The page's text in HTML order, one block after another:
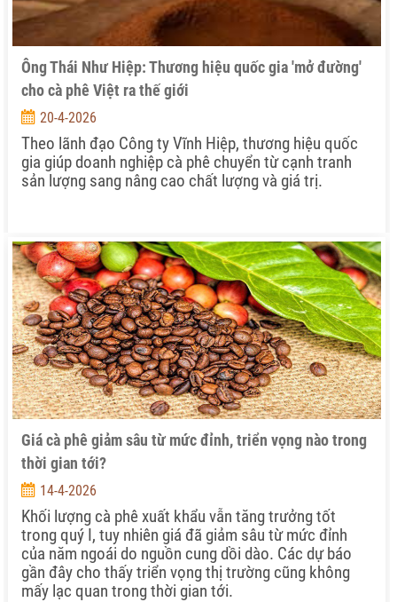
Ông Thái Như Hiệp: Thương hiệu quốc gia 'mở đường'
cho cà phê Việt ra thế giới
20-4-2026
Theo lãnh đạo Công ty Vĩnh Hiệp, thương hiệu quốc
gia giúp doanh nghiệp cà phê chuyển từ cạnh tranh
sản lượng sang nâng cao chất lượng và giá trị.
Giá cà phê giảm sâu từ mức đỉnh, triển vọng nào trong
thời gian tới?
14-4-2026
Khối lượng cà phê xuất khẩu vẫn tăng trưởng tốt
trong quý I, tuy nhiên giá đã giảm sâu từ mức đỉnh
của năm ngoái do nguồn cung dồi dào. Các dự báo
gần đây cho thấy triển vọng thị trường cũng không
mấy lạc quan trong thời gian tới.